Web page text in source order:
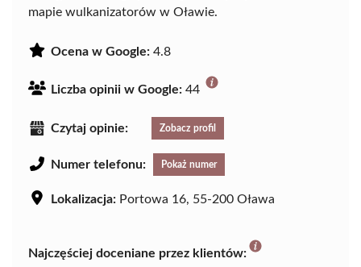
mapie wulkanizatorów w Oławie.
Ocena w Google: 4.8
Liczba opinii w Google: 44
Czytaj opinie: Zobacz profil
Numer telefonu: Pokaż numer
Lokalizacja: Portowa 16, 55-200 Oława
Najczęściej doceniane przez klientów: